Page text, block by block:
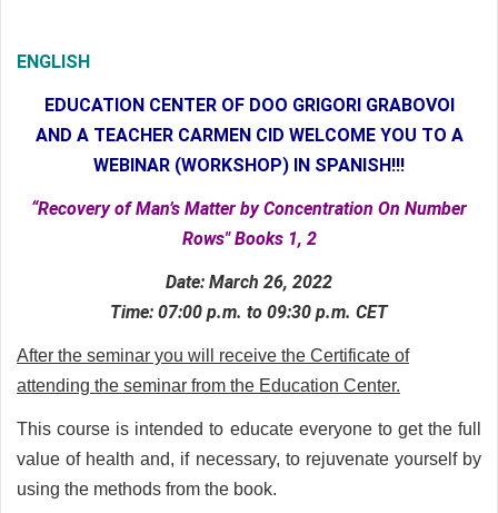
ENGLISH
EDUCATION CENTER OF DOO GRIGORI GRABOVOI
AND A TEACHER CARMEN CID WELCOME YOU TO A
WEBINAR (WORKSHOP) IN SPANISH!!!
“Recovery of Man’s Matter by Concentration On Number
Rows" Books 1, 2
Date: March 26, 2022
Time: 07:00 p.m. to 09:30 p.m. CET
After the seminar you will receive the Certificate of
attending the seminar from the Education Center.
This course is intended to educate everyone to get the full
value of health and, if necessary, to rejuvenate yourself by
using the methods from the book.